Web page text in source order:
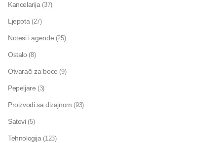
Kancelarija (37)
Ljepota (27)
Notesi i agende (25)
Ostalo (8)
Otvarači za boce (9)
Pepeljare (3)
Proizvodi sa dizajnom (93)
Satovi (5)
Tehnologija (123)